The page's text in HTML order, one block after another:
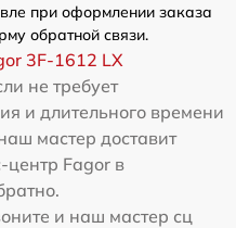
при оформлении заказа
обратной связи.
3F-1612 LX
не требует
и длительного времени
мастер доставит
центр Fagor в
и наш мастер сц